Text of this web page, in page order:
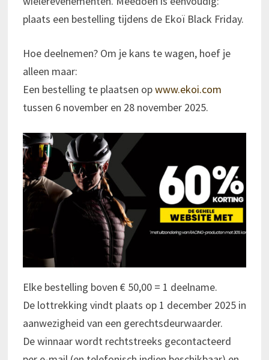
plaats een bestelling tijdens de Ekoï Black Friday.
Hoe deelnemen? Om je kans te wagen, hoef je
alleen maar:
Een bestelling te plaatsen opwww.ekoi.com
tussen 6 november en 28 november 2025.
Elke bestelling boven € 50,00 = 1 deelname.
De lottrekking vindt plaats op 1 december 2025 in
aanwezigheid van een gerechtsdeurwaarder.
De winnaar wordt rechtstreeks gecontacteerd